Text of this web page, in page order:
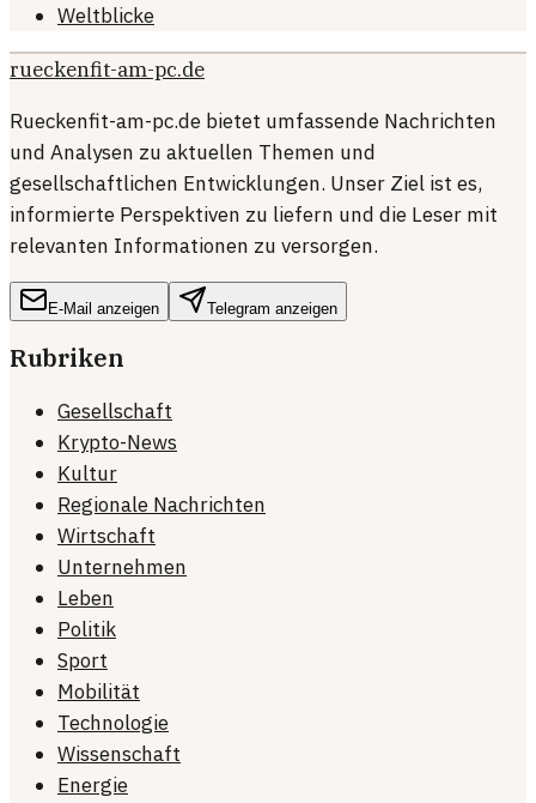
Weltblicke
rueckenfit-am-pc.de
Rueckenfit-am-pc.de bietet umfassende Nachrichten
und Analysen zu aktuellen Themen und
gesellschaftlichen Entwicklungen. Unser Ziel ist es,
informierte Perspektiven zu liefern und die Leser mit
relevanten Informationen zu versorgen.
E-Mail anzeigen Telegram anzeigen
Rubriken
Gesellschaft
Krypto-News
Kultur
Regionale Nachrichten
Wirtschaft
Unternehmen
Leben
Politik
Sport
Mobilität
Technologie
Wissenschaft
Energie